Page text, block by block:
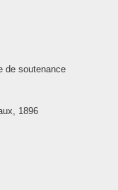
de soutenance
1896